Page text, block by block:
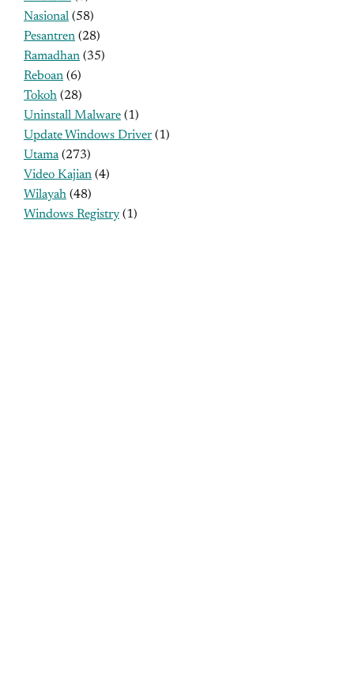
Nasional (58)
Pesantren (28)
Ramadhan (35)
Reboan (6)
Tokoh (28)
Uninstall Malware (1)
Update Windows Driver (1)
Utama(273)
Video Kajian (4)
Wilayah (48)
Windows Registry (1)